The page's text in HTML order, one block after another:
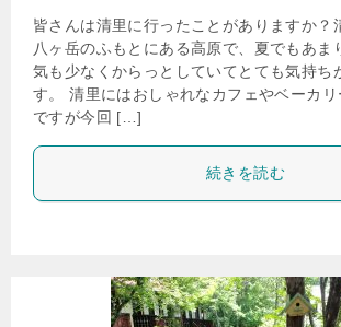
皆さんは清里に行ったことがありますか？
八ヶ岳のふもとにある高原で、夏でもあま
気も少なくからっとしていてとても気持ち
す。 清里にはおしゃれなカフェやベーカ
ですが今回 […]
続きを読む